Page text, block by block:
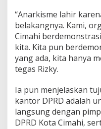
“Anarkisme lahir
belakangnya. Kami,
Cimahi
kita. Kita pun
yang ada, kita hanya
tegas Rizky.
Ia pun menjelaskan
kantor DPRD adalah
langsung dengan
DPRD Kota Cimahi,